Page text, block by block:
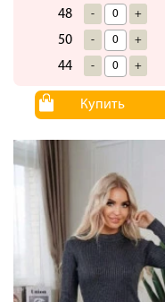
48 - +
50 - +
44 - +
Купить